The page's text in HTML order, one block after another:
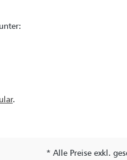
.
* Alle Preise exkl.